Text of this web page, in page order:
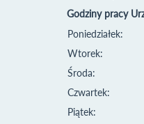
Godziny pracy
Poniedziałek:
Wtorek:
Środa:
Czwartek:
Piątek: